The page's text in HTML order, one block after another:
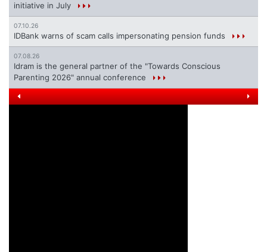
initiative in July
07.10.26
IDBank warns of scam calls impersonating pension funds
07.08.26
Idram is the general partner of the "Towards Conscious
Parenting 2026" annual conference